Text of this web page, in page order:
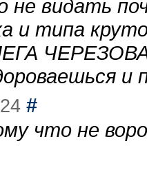
не видать
и типа
#
что не